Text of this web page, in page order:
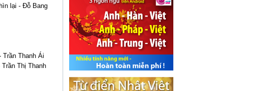
lại - Đỗ Bang
Thanh Ái
Thị Thanh